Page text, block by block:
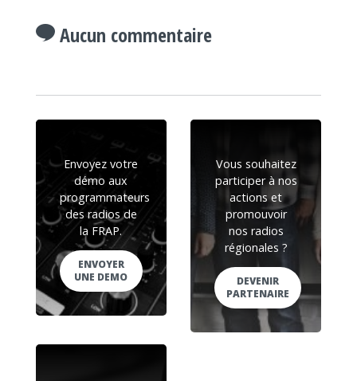
Aucun commentaire
Envoyez votre
démo aux
programmateurs
des radios de
la FRAP.
ENVOYER
UNE DEMO
Vous souhaitez
participer à nos
actions et
promouvoir
nos radios
régionales ?
DEVENIR
PARTENAIRE